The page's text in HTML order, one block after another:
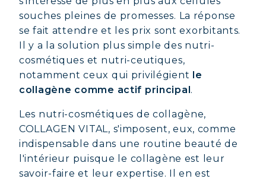
souches pleines de promesses. La réponse
se fait attendre et les prix sont exorbitants.
Il y a la solution plus simple des nutri-
cosmétiques et nutri-ceutiques,
notamment ceux qui privilégient le
collagène comme actif principal.
Les nutri-cosmétiques de collagène,
COLLAGEN VITAL, s'imposent, eux, comme
indispensable dans une routine beauté de
l'intérieur puisque le collagène est leur
savoir-faire et leur expertise. Il en est